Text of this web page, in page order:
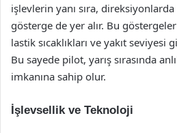
işlevlerin yanı sıra,
gösterge de yer alır. Bu göstergeler
lastik sıcaklıkları ve yakıt seviyesi
Bu sayede pilot, yarış sırasında
imkanına sahip olur.
İşlevsellik ve Teknoloji